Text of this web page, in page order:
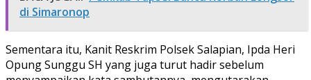
di Simaronop
Sementara itu, Kanit Reskrim Polsek Salapian, Ipda Heri
Opung Sunggu SH yang juga turut hadir sebelum